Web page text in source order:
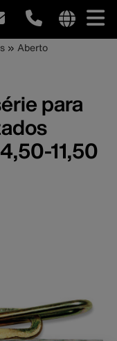
Aberto
para
11,50